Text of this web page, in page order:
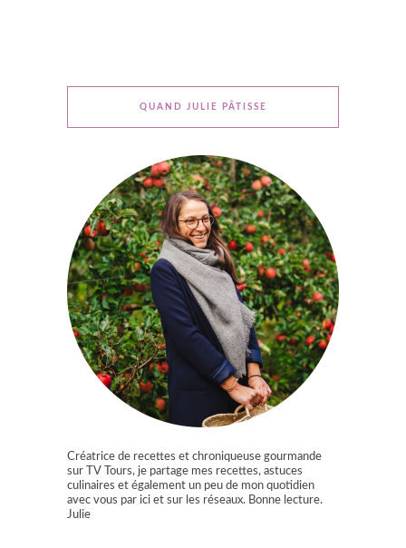
QUAND JULIE PÂTISSE
Créatrice de recettes et chroniqueuse gourmande
sur TV Tours, je partage mes recettes, astuces
culinaires et également un peu de mon quotidien
avec vous par ici et sur les réseaux. Bonne lecture.
Julie